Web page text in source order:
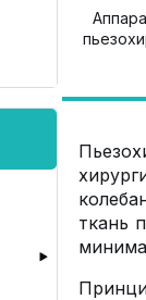
ткань